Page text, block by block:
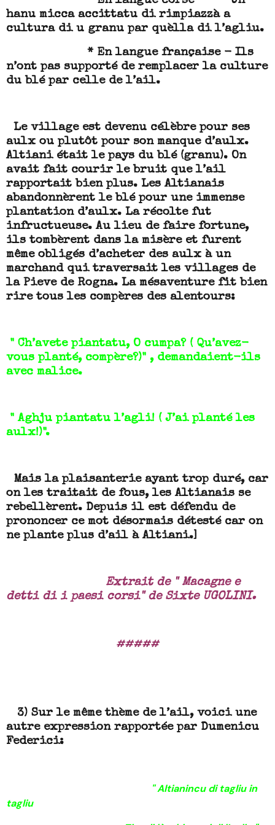
hanu micca accittatu di rimpiazzà a
cultura di u granu par quèlla di l’agliu.
* En langue française - Ils
n’ont pas supporté de remplacer la culture
du blé par celle de l’ail.
Le village est devenu célèbre pour ses
aulx ou plutôt pour son manque d’aulx.
Altiani était le pays du blé (granu). On
avait fait courir le bruit que l’ail
rapportait bien plus. Les Altianais
abandonnèrent le blé pour une immense
plantation d’aulx. La récolte fut
infructueuse. Au lieu de faire fortune,
ils tombèrent dans la misère et furent
même obligés d’acheter des aulx à un
marchand qui traversait les villages de
la Pieve de Rogna. La mésaventure fit bien
rire tous les compères des alentours:
" Ch’avete piantatu, O cumpa? ( Qu’avez-
vous planté, compère?)" , demandaient-ils
avec malice.
" Aghju piantatu l’agli! ( J’ai planté les
aulx!)".
Mais la plaisanterie ayant trop duré, car
on les traitait de fous, les Altianais se
rebellèrent. Depuis il est défendu de
prononcer ce mot désormais détesté car on
ne plante plus d’ail à Altiani.]
Extrait de " Macagne e
detti di i paesi corsi" de Sixte UGOLINI.
#####
3) Sur le même thème de l’ail, voici une
autre expression rapportée par Dumenicu
Federici:
" Altianincu di tagliu in
tagliu